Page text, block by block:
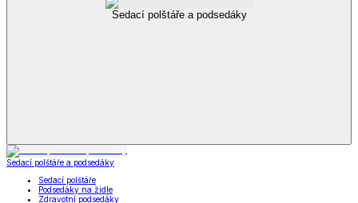
Sedací polštáře a podsedáky
Sedací polštáře a podsedáky
Sedací polštáře
Podsedáky na židle
Zdravotní podsedáky